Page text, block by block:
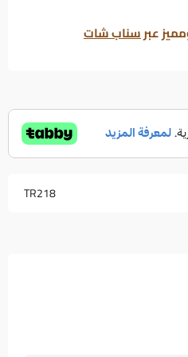
عبرسناب شات
TR218